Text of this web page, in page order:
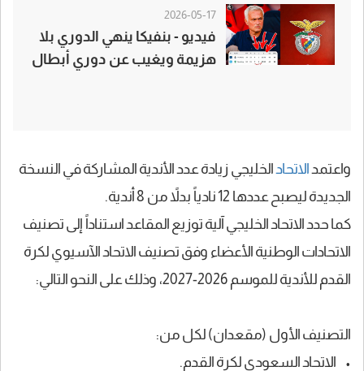
2026-05-17
فيديو - بنفيكا ينهي الدوري بلا
هزيمة ويغيب عن دوري أبطال
واعتمدالاتحادالخليجي زيادة عدد الأندية المشاركة في النسخة
الجديدة ليصبح عددها 12 نادياً بدلاً من 8 أندية.
كما حدد الاتحاد الخليجي آلية توزيع المقاعد استناداً إلى تصنيف
الاتحادات الوطنية الأعضاء وفق تصنيف الاتحاد الآسيوي لكرة
القدم للأندية للموسم 2026-2027، وذلك على النحو التالي:
التصنيف الأول (مقعدان) لكل من:
• الاتحاد السعودي لكرة القدم.